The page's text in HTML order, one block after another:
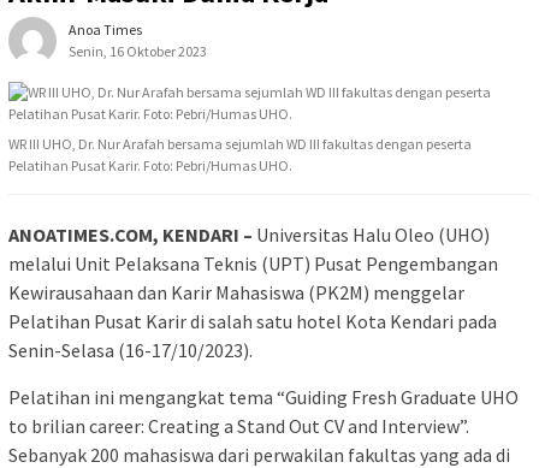
Anoa Times
Senin, 16 Oktober 2023
WR III UHO, Dr. Nur Arafah bersama sejumlah WD III fakultas dengan peserta
Pelatihan Pusat Karir. Foto: Pebri/Humas UHO.
ANOATIMES.COM, KENDARI – Universitas Halu Oleo (UHO)
melalui Unit Pelaksana Teknis (UPT) Pusat Pengembangan
Kewirausahaan dan Karir Mahasiswa (PK2M) menggelar
Pelatihan Pusat Karir di salah satu hotel Kota Kendari pada
Senin-Selasa (16-17/10/2023).
Pelatihan ini mengangkat tema “Guiding Fresh Graduate UHO
to brilian career: Creating a Stand Out CV and Interview”.
Sebanyak 200 mahasiswa dari perwakilan fakultas yang ada di